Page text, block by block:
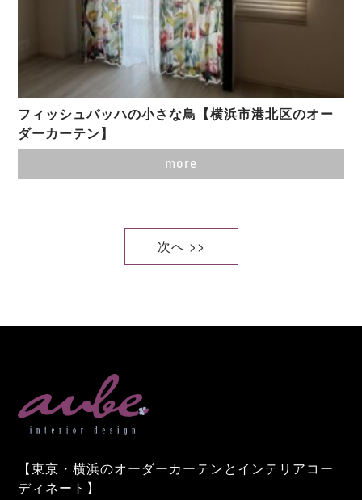
フィッシュバッハの小さな鳥【横浜市港北区のオー
ダーカーテン】
more
次へ >>
【東京・横浜のオーダーカーテンとインテリアコー
ディネート】